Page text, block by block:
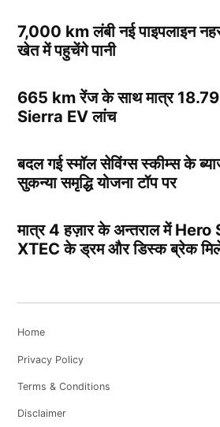
7,000 km लंबी नई पाइपलाइन
खेत में पहुचेंगे पानी
665 km रेंज के साथ मात्र
Sierra EV लांच
बदल गई स्मॉल सेविंग्स स्कीम्स के
सुकन्या समृद्धि योजना टॉप पर
मात्र 4 हज़ार के अन्तराल में
XTEC के ड्रम और डिस्क ब्रेक
Home
Privacy Policy
Terms & Conditions
Disclaimer